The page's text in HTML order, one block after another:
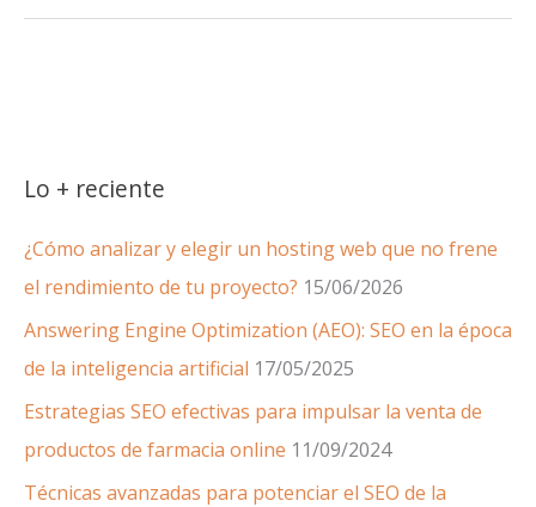
scrolling?
Lo + reciente
¿Cómo analizar y elegir un hosting web que no frene
el rendimiento de tu proyecto? 15/06/2026
Answering Engine Optimization (AEO): SEO en la época
de la inteligencia artificial 17/05/2025
Estrategias SEO efectivas para impulsar la venta de
productos de farmacia online 11/09/2024
Técnicas avanzadas para potenciar el SEO de la